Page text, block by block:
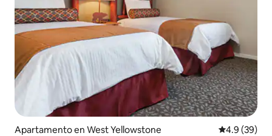
Apartamento en West Yellowstone Calificación
4.9 (39)